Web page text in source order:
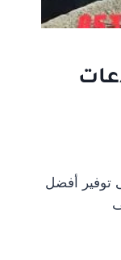
توفير أفضل